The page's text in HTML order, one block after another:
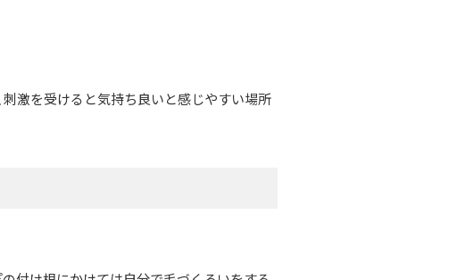
激を受けると気持ち良いと感じやすい場所